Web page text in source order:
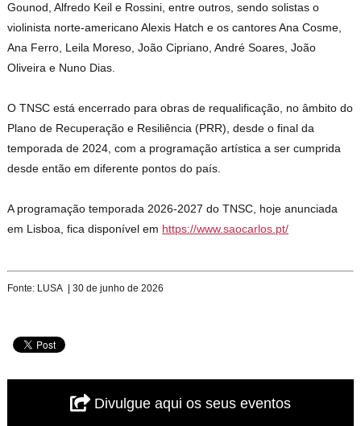
Gounod, Alfredo Keil e Rossini, entre outros, sendo solistas o
violinista norte-americano Alexis Hatch e os cantores Ana Cosme,
Ana Ferro, Leila Moreso, João Cipriano, André Soares, João
Oliveira e Nuno Dias.
O TNSC está encerrado para obras de requalificação, no âmbito do
Plano de Recuperação e Resiliência (PRR), desde o final da
temporada de 2024, com a programação artística a ser cumprida
desde então em diferente pontos do país.
A programação temporada 2026-2027 do TNSC, hoje anunciada
em Lisboa, fica disponível em https://www.saocarlos.pt/
Fonte: LUSA | 30 de junho de 2026
Divulgue aqui os seus eventos